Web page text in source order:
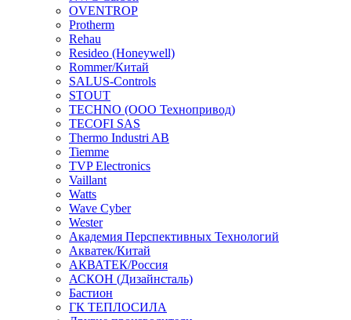
OVENTROP
Protherm
Rehau
Resideo (Honeywell)
Rommer/Китай
SALUS-Controls
STOUT
TECHNO (ООО Технопривод)
TECOFI SAS
Thermo Industri AB
Tiemme
TVP Electronics
Vaillant
Watts
Wave Cyber
Wester
Академия Перспективных Технологий
Акватек/Китай
АКВАТЕК/Россия
АСКОН (Дизайнсталь)
Бастион
ГК ТЕПЛОСИЛА